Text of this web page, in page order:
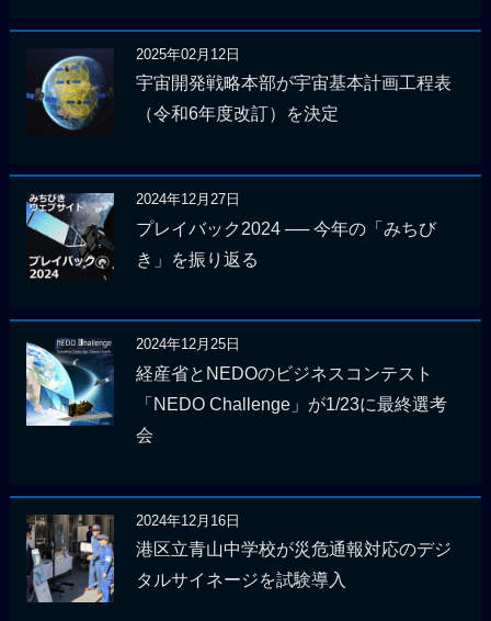
2025年02月12日
宇宙開発戦略本部が宇宙基本計画工程表
（令和6年度改訂）を決定
2024年12月27日
プレイバック2024 ── 今年の「みちび
き」を振り返る
2024年12月25日
経産省とNEDOのビジネスコンテスト
「NEDO Challenge」が1/23に最終選考
会
2024年12月16日
港区立青山中学校が災危通報対応のデジ
タルサイネージを試験導入